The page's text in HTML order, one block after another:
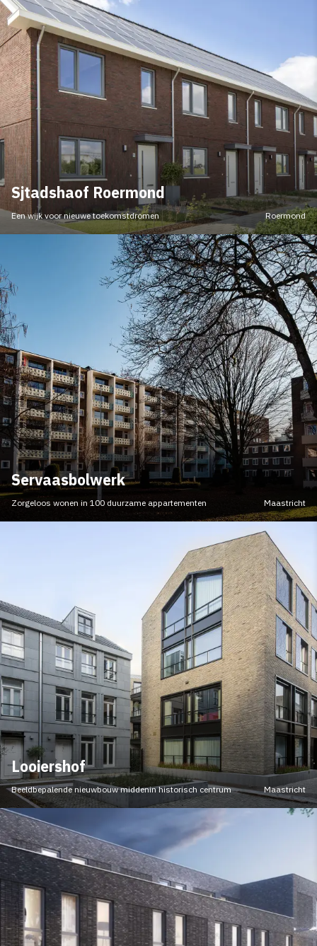
Sjtadshaof Roermond
Een wijk voor nieuwe toekomstdromen Roermond
Servaasbolwerk
Zorgeloos wonen in 100 duurzame appartementen Maastricht
Looiershof
Beeldbepalende nieuwbouw middenin historisch centrum Maastricht